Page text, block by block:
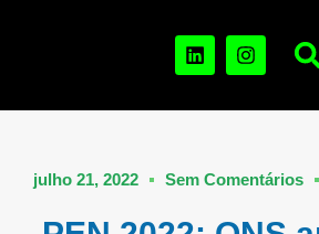
julho 21, 2022 Sem Comentários